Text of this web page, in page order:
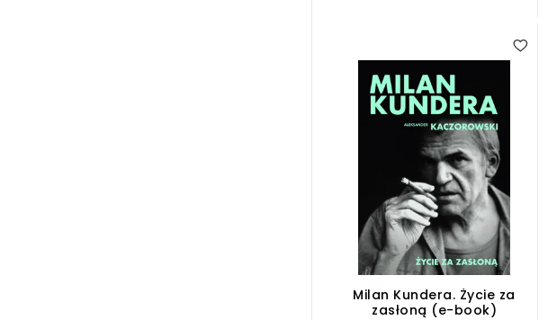
Milan Kundera. Życie za
zasłoną (e-book)